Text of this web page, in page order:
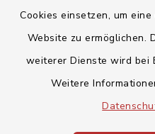
Cookies einsetzen, um
Website zu ermöglichen.
weiterer Dienste wird bei
Weitere
Cookie-